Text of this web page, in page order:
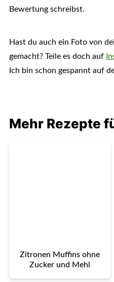
Bewertung schreibst.
Hast du auch ein Foto von
gemacht? Teile es doch auf
Ich bin schon gespannt auf
Mehr Rezepte
Zitronen Muffins ohne
Zucker und Mehl